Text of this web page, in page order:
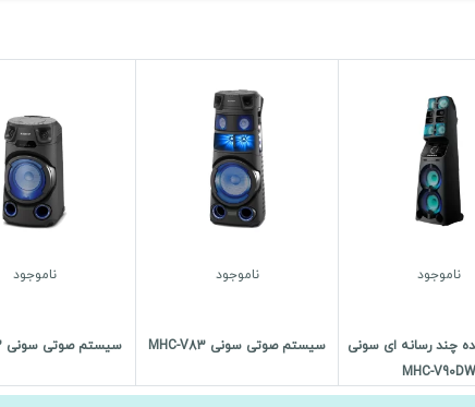
ناموجود
چند رسانه ای سونی
MHC-V90DW
ناموجود
سیستم صوتی سونی MHC-V83
ناموجود
سیستم صوتی سونی MHC-V13